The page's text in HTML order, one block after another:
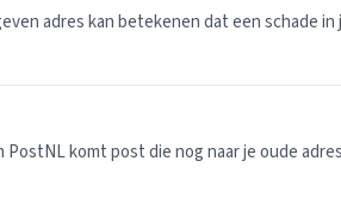
adres kan betekenen dat een schade
komt post die nog naar je oude